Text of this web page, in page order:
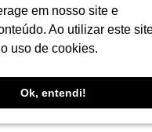
em nosso site e
Ao utilizar este
uso de cookies.
Ok, entendi!
em nosso site e
Ao utilizar este
uso de cookies.
Ok, entendi!
Universitária para o
os Direitos Reservados